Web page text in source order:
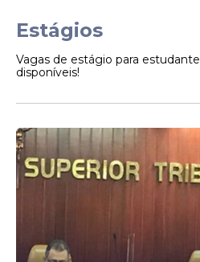
Estágios
Vagas de estágio para
disponíveis!